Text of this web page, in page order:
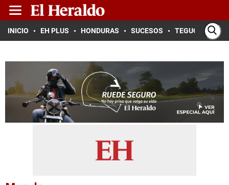
INICIO EH PLUS HONDURAS SUCESOS TEGUCIGALPA